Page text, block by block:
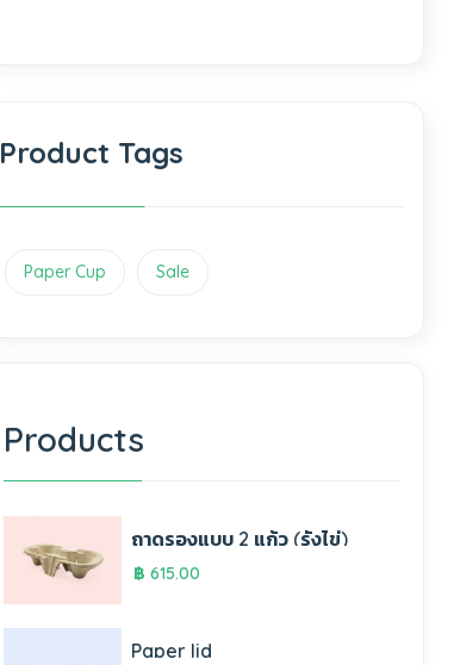
Product Tags
Paper Cup Sale
Products
ถาดรองแบบ 2 แก้ว (รังไข่)
฿ 615.00
Paper lid